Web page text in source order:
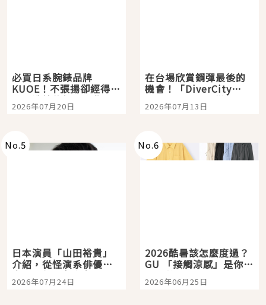
必買日系腕錶品牌
KUOE！不張揚卻經得起
時間洗鍊的經典之作五
選
2026年07月20日
在台場欣賞鋼彈最後的
機會！「DiverCity
Tokyo Plaza」搭船、
購物、美食及夜景，一
2026年07月13日
No.5
日本演員「山田裕貴」
介紹，從怪演系俳優走
向國民級日劇主角
2026年07月24日
No.6
2026酷暑該怎麼度過？
GU 「接觸涼感」是你的
夏日救星
2026年06月25日